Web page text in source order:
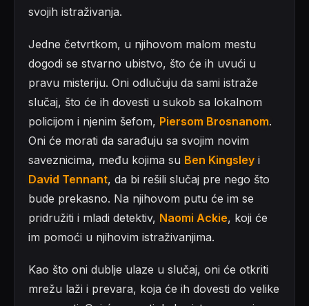
svojih istraživanja.
Jedne četvrtkom, u njihovom malom mestu
dogodi se stvarno ubistvo, što će ih uvući u
pravu misteriju. Oni odlučuju da sami istraže
slučaj, što će ih dovesti u sukob sa lokalnom
policijom i njenim šefom, Piersom Brosnanom.
Oni će morati da sarađuju sa svojim novim
saveznicima, među kojima su Ben Kingsley i
David Tennant, da bi rešili slučaj pre nego što
bude prekasno. Na njihovom putu će im se
pridružiti i mladi detektiv, Naomi Ackie, koji će
im pomoći u njihovim istraživanjima.
Kao što oni dublje ulaze u slučaj, oni će otkriti
mrežu laži i prevara, koja će ih dovesti do velike